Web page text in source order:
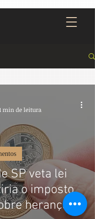
SP veta lei
o imposto
herança e
min de leitura